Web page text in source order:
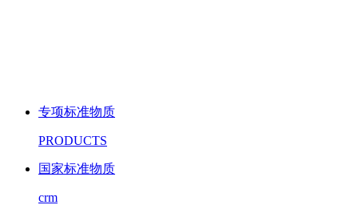
专项标准物质
PRODUCTS
国家标准物质
crm